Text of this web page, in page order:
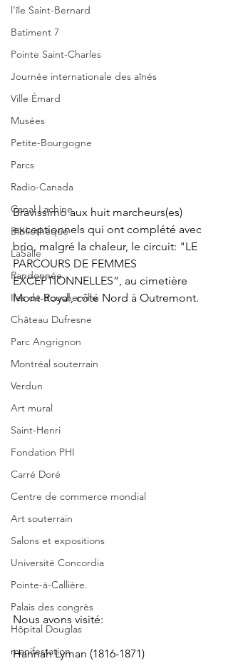
l’île Saint-Bernard
Batiment 7
Pointe Saint-Charles
Journée internationale des aînés
Ville Émard
Musées
Petite-Bourgogne
Parcs
Radio-Canada
Canal Lachine
Bibliothèque
LaSalle
Randonnée
Iles de Boucherville
Château Dufresne
Parc Angrignon
Montréal souterrain
Verdun
Art mural
Saint-Henri
Fondation PHI
Carré Doré
Centre de commerce mondial
Art souterrain
Salons et expositions
Université Concordia
Pointe-à-Callière.
Palais des congrès
Hôpital Douglas
manifestation
Bravissimo aux huit marcheurs(es)
exceptionnels qui ont complété avec
brio, malgré la chaleur, le circuit: "LE
PARCOURS DE FEMMES
EXCEPTIONNELLES”, au cimetière
Mont-Royal, côté Nord à Outremont.
Nous avons visité:
Hannah Lyman (1816-1871)